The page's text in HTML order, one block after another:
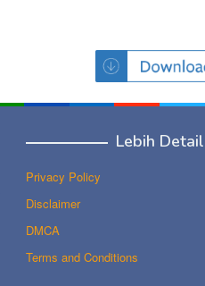
Lebih Detail
Privacy Policy
Disclaimer
DMCA
Terms and Conditions